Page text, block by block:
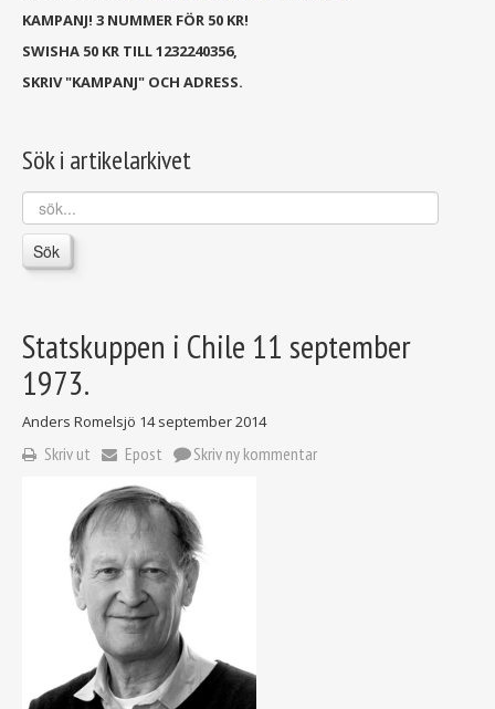
KAMPANJ! 3 NUMMER FÖR 50 KR!
SWISHA 50 KR TILL 1232240356,
SKRIV "KAMPANJ" OCH ADRESS.
Sök i artikelarkivet
sök...
Sök
Statskuppen i Chile 11 september
1973.
Anders Romelsjö 14 september 2014
Skriv ut Epost Skriv ny kommentar